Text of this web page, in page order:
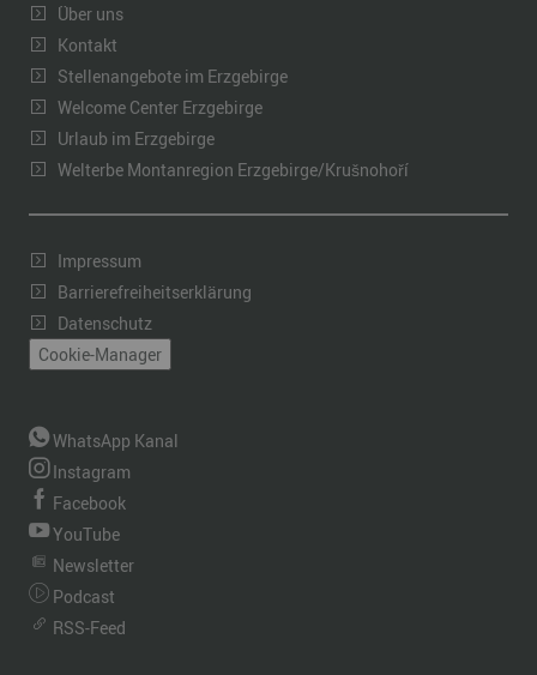
Über uns
Kontakt
Stellenangebote im Erzgebirge
Welcome Center Erzgebirge
Urlaub im Erzgebirge
Welterbe Montanregion Erzgebirge/Krušnohoří
Impressum
Barrierefreiheitserklärung
Datenschutz
Cookie-Manager
WhatsApp Kanal
Instagram
Facebook
YouTube
Newsletter
Podcast
RSS-Feed